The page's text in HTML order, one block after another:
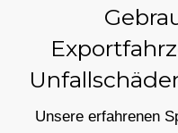
Unsere erfahrenen